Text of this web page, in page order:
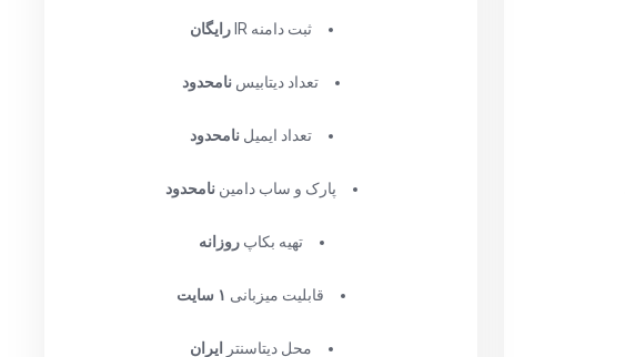
ثبت دامنه IR رایگان
تعداد دیتابیس نامحدود
تعداد ایمیلنامحدود
پارک و ساب دامیننامحدود
تهیه بکاپروزانه
قابلیت میزبانی ۱ سایت
محل دیتاسنتر ایران